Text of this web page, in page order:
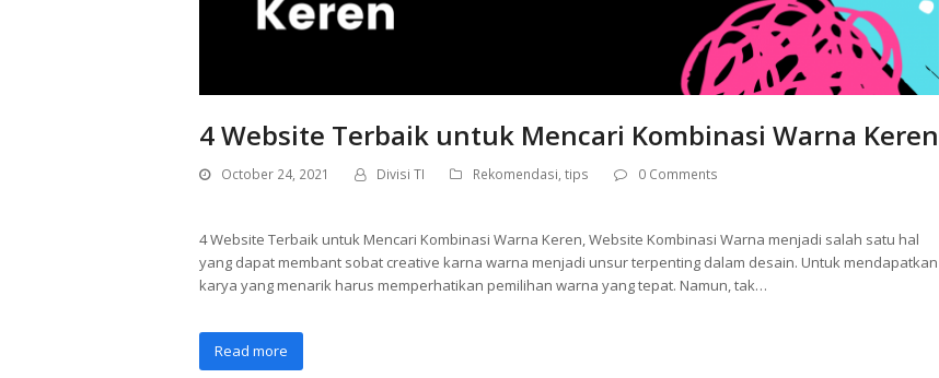
4 Website Terbaik untuk Mencari Kombinasi Warna Keren
October 24, 2021 Divisi TI Rekomendasi, tips 0 Comments
4 Website Terbaik untuk Mencari Kombinasi Warna Keren, Website Kombinasi Warna menjadi salah satu hal
yang dapat membant sobat creative karna warna menjadi unsur terpenting dalam desain. Untuk mendapatkan
karya yang menarik harus memperhatikan pemilihan warna yang tepat. Namun, tak…
Read more